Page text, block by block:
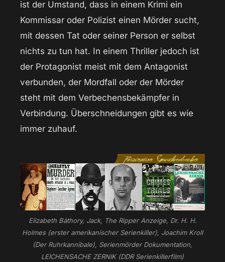
ist der Umstand, dass in einem Krimi ein
Kommissar oder Polizist einen Mörder sucht,
mit dessen Tat oder seiner Person er selbst
nichts zu tun hat. In einem Thriller jedoch ist
der Protagonist meist mit dem Antagonist
verbunden, der Mordfall oder der Mörder
steht mit dem Verbechensbekämpfer in
Verbindung. Überschneidungen gibt es wie
immer zuhauf.
Elizabeth Báthory, Jack, The Ripper Anzeige, Dr. H. H.
Holmes (erster amerikanischer Serienkiller), Joachim Kroll
(Der Ruhrkannibale), Serienmörder Dokumentation,
LEICHENSACHE ZERNIK (DDR Serienkillerfilm)